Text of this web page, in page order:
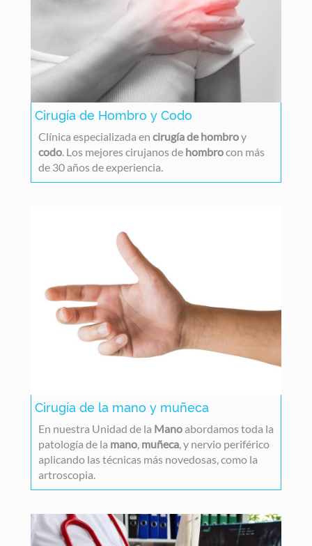
Cirugía de Hombro y Codo
Clínica especializada en cirugía de hombroy
codo. Los mejores cirujanos de hombrocon más
de 30 años de experiencia.
Cirugía de la mano y muñeca
En nuestra Unidad de la Manoabordamos toda la
patología de la mano, muñeca, y nervio periférico
aplicando las técnicas más novedosas, como la
artroscopia.